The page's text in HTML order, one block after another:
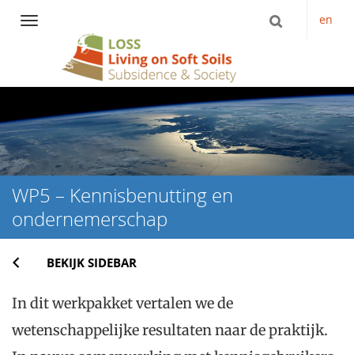
Navigation en
naar
het
inhoud
WP5 – Kennisbenutting en
ondernemerschap
BEKIJK SIDEBAR
In dit werkpakket vertalen we de
wetenschappelijke resultaten naar de praktijk.